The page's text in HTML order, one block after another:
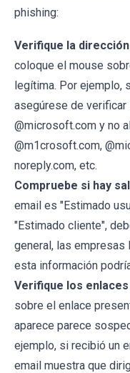
phishing:
Verifique la
coloque el mouse
legítima. Por ejemplo,
asegúrese de
@microsoft.com y no
@m1crosoft.com,
noreply.com, etc.
Compruebe si hay
email es "Estimado
"Estimado cliente",
general, las empresas
esta información
Verifique los
sobre el enlace
aparece parece
ejemplo, si recibió un
email muestra que